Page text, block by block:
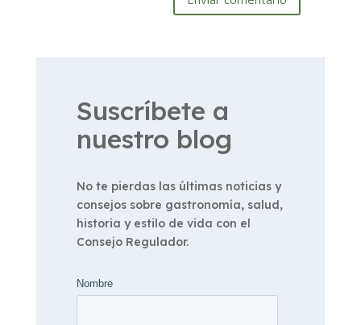
Suscríbete a
nuestro blog
No te pierdas las últimas noticias y
consejos sobre gastronomía, salud,
historia y estilo de vida con el
Consejo Regulador.